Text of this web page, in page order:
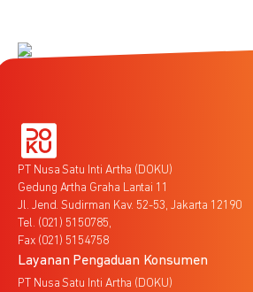
PT Nusa Satu Inti Artha (DOKU)
Gedung Artha Graha Lantai 11
Jl. Jend. Sudirman Kav. 52-53, Jakarta 12190
Tel. (021) 5150785,
Fax (021) 5154758
Layanan Pengaduan Konsumen
PT Nusa Satu Inti Artha (DOKU)